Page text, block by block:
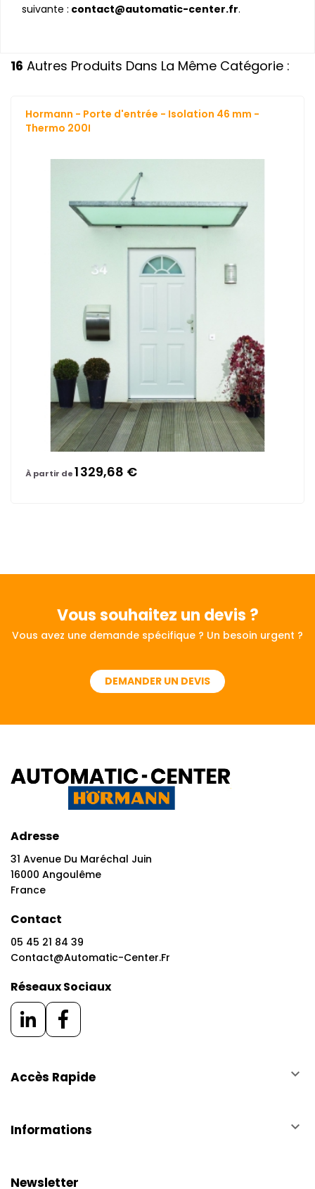
suivante : contact@automatic-center.fr.
16 Autres Produits Dans La Même Catégorie :
Hormann - Porte d'entrée - Isolation 46 mm -
Thermo 200I
À partir de1 329,68 €
Vous souhaitez un devis ?
Vous avez une demande spécifique ? Un besoin urgent ?
DEMANDER UN DEVIS
Adresse
31 Avenue Du Maréchal Juin
16000 Angoulême
France
Contact
05 45 21 84 39
Contact@automatic-Center.fr
Réseaux Sociaux
Accès Rapide keyboard_arrow_down
Informations keyboard_arrow_down
Newsletter